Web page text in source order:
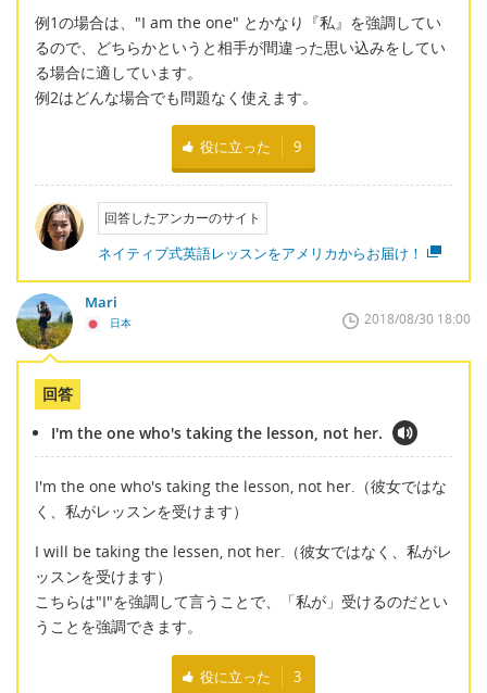
例1の場合は、"I am the one" とかなり『私』を強調してい
るので、どちらかというと相手が間違った思い込みをしてい
る場合に適しています。
例2はどんな場合でも問題なく使えます。
役に立った 9
回答したアンカーのサイト
ネイティブ式英語レッスンをアメリカからお届け！
Mari
日本 2018/08/30 18:00
回答
I'm the one who's taking the lesson, not her.
I'm the one who's taking the lesson, not her.（彼女ではな
く、私がレッスンを受けます）
I will be taking the lessen, not her.（彼女ではなく、私がレ
ッスンを受けます）
こちらは"I"を強調して言うことで、「私が」受けるのだとい
うことを強調できます。
役に立った 3